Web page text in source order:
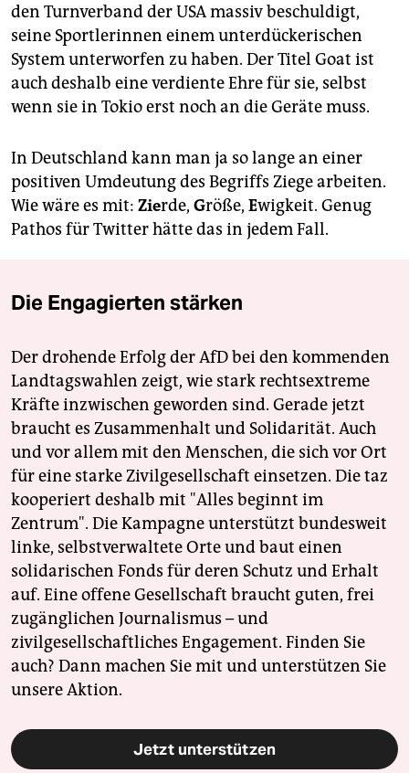
den Turnverband der USA massiv beschuldigt,
seine Sportlerinnen einem unterdückerischen
System unterworfen zu haben. Der Titel Goat ist
auch deshalb eine verdiente Ehre für sie, selbst
wenn sie in Tokio erst noch an die Geräte muss.
In Deutschland kann man ja so lange an einer
positiven Umdeutung des Begriffs Ziege arbeiten.
Wie wäre es mit: Zierde, Größe, Ewigkeit. Genug
Pathos für Twitter hätte das in jedem Fall.
Die Engagierten stärken
Der drohende Erfolg der AfD bei den kommenden
Landtagswahlen zeigt, wie stark rechtsextreme
Kräfte inzwischen geworden sind. Gerade jetzt
braucht es Zusammenhalt und Solidarität. Auch
und vor allem mit den Menschen, die sich vor Ort
für eine starke Zivilgesellschaft einsetzen. Die taz
kooperiert deshalb mit "Alles beginnt im
Zentrum". Die Kampagne unterstützt bundesweit
linke, selbstverwaltete Orte und baut einen
solidarischen Fonds für deren Schutz und Erhalt
auf. Eine offene Gesellschaft braucht guten, frei
zugänglichen Journalismus – und
zivilgesellschaftliches Engagement. Finden Sie
auch? Dann machen Sie mit und unterstützen Sie
unsere Aktion.
Jetzt unterstützen